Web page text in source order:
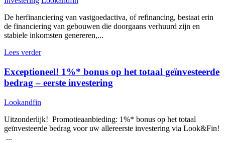
De herfinanciering van vastgoedactiva, of refinancing, bestaat erin
de financiering van gebouwen die doorgaans verhuurd zijn en
stabiele inkomsten genereren,...
Lees verder
Exceptioneel! 1%* bonus op het totaal geïnvesteerde
bedrag – eerste investering
Lookandfin
Uitzonderlijk! Promotieaanbieding: 1%* bonus op het totaal
geïnvesteerde bedrag voor uw allereerste investering via Look&Fin!
...